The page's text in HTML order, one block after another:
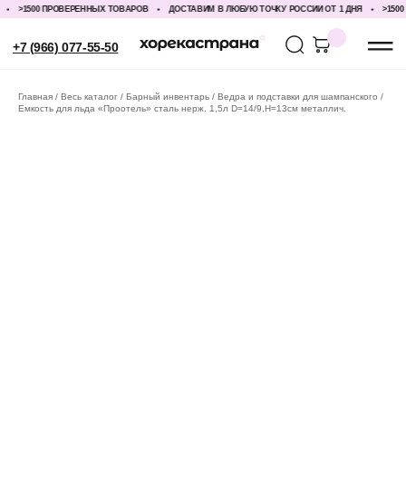
>1500 ПРОВЕРЕННЫХ ТОВАРОВ ДОСТАВИМ В ЛЮБУЮ ТОЧКУ РОССИИ ОТ 1 ДНЯ >1500
Главная Весь каталог Барный инвентарь
Ведра и подставки для шампанского
Емкость для льда «Проотель» сталь нерж. 1,5л D=14/9,H=13см металлич.